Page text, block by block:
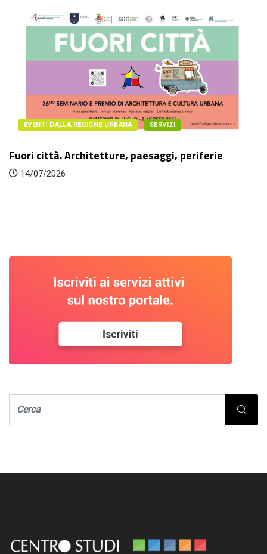
EVENTI DALLA REGIONE URBANA SERVIZI
Fuori città. Architetture, paesaggi, periferie
14/07/2026